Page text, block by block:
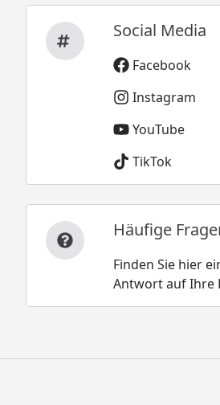
Social Media
Facebook
Instagram
YouTube
TikTok
Häufige
Finden Sie hier
Antwort auf Ihre